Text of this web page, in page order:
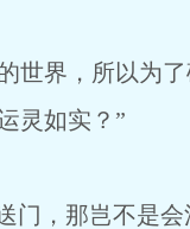
界，所以为了
灵如实？”
，那岂不是会